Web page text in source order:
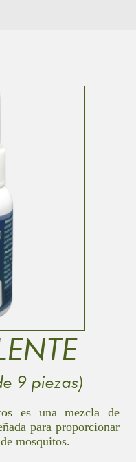
9 piezas)
es una mezcla de
para proporcionar
mosquitos.